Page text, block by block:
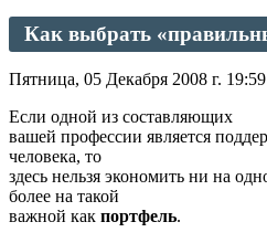
Как выбрать
Пятница, 05 Декабря 2008 г.
Если одной из составляющих
вашей профессии является
человека, то
здесь нельзя экономить ни на
более на такой
важной как портфель.